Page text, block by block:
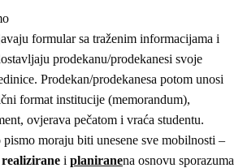
formular sa traženim informacijama i
prodekanu/prodekanesi svoje
Prodekan/prodekanesa potom unosi
format institucije (memorandum),
ovjerava pečatom i vraća studentu.
moraju biti unesene sve mobilnosti –
realizirane i planiranena osnovu sporazuma